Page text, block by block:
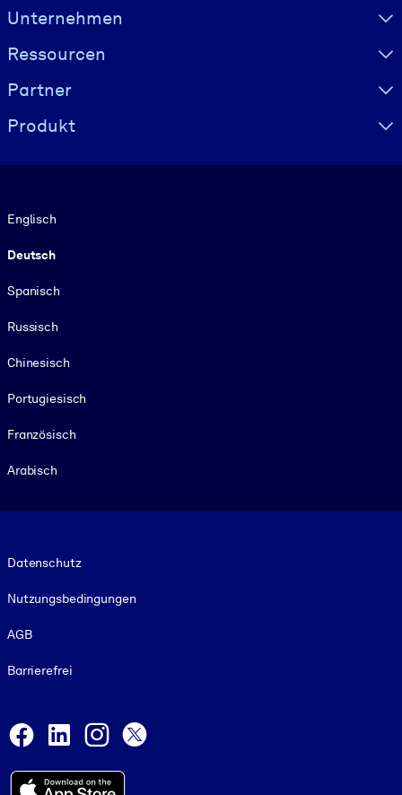
Visually hidden Text
Unternehmen
Ressourcen
Partner
Produkt
Englisch
Deutsch
Spanisch
Russisch
Chinesisch
Portugiesisch
Französisch
Arabisch
Datenschutz
Nutzungsbedingungen
AGB
Barrierefrei
Facebook
LinkedInInstagram